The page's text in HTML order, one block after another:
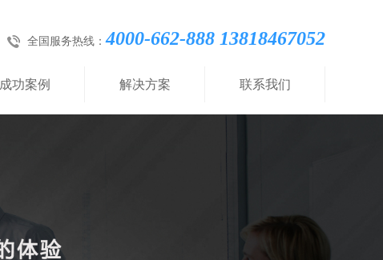
全国服务热线：4000-662-888 13818467052
成功案例 解决方案 联系我们